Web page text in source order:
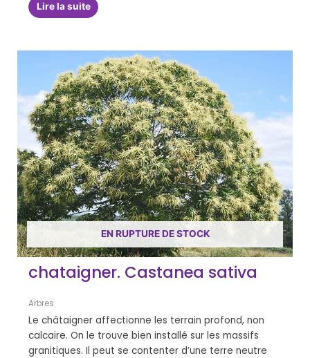
Lire la suite
EN RUPTURE DE STOCK
chataigner. Castanea sativa
Arbres
Le châtaigner affectionne les terrain profond, non
calcaire. On le trouve bien installé sur les massifs
granitiques. Il peut se contenter d’une terre neutre